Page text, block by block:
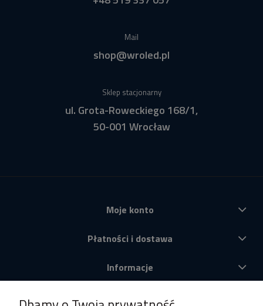
Mail
shop@wroled.pl
Sklep stacjonarny
ul. Grota-Roweckiego 168/1,
50-001 Wrocław
Moje konto
Płatności i dostawa
Informacje